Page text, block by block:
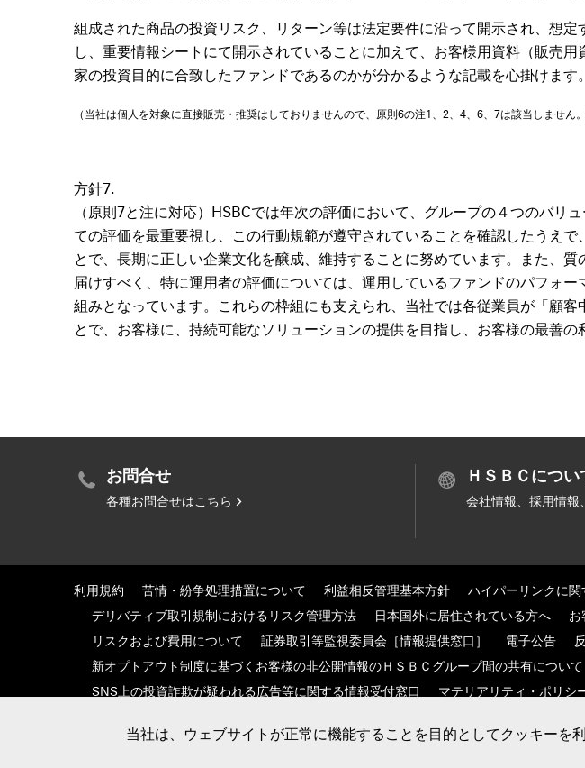
組成された商品の投資リスク、リターン等は法定要件に沿って開示され、想定
し、重要情報シートにて開示されていることに加えて、お客様用資料（販売
家の投資目的に合致したファンドであるのかが分かるような記載を心掛けます。
（当社は個人を対象に直接販売・推奨はしておりませんので、原則6の注1、2、4、6、7は該当しません。
方針7.
（原則7と注に対応）HSBCでは年次の評価において、グループの４つのバリ
ての評価を最重要視し、この行動規範が遵守されていることを確認したうえで
とで、長期に正しい企業文化を醸成、維持することに努めています。また、質
届けすべく、特に運用者の評価については、運用しているファンドのパフォ
組みとなっています。これらの枠組にも支えられ、当社では各従業員が「顧客
とで、お客様に、持続可能なソリューションの提供を目指し、お客様の最善の
お問合せ
各種お問合せはこちら
ＨＳＢＣについ
会社情報、採用情報
利用規約 苦情・紛争処理措置について 利益相反管理基本方針 ハイパーリンクに
デリバティブ取引規制におけるリスク管理方法
日本国外に居住されている方へ お
リスクおよび費用について
証券取引等監視委員会［情報提供窓口］ 電子公告
新オプトアウト制度に基づくお客様の非公開情報のＨＳＢＣグループ間の共有について
SNS上の投資詐欺が疑われる広告等に関する情報受付窓口
マテリアリティ・ポリシ
当社は、ウェブサイトが正常に機能することを目的としてクッキーを